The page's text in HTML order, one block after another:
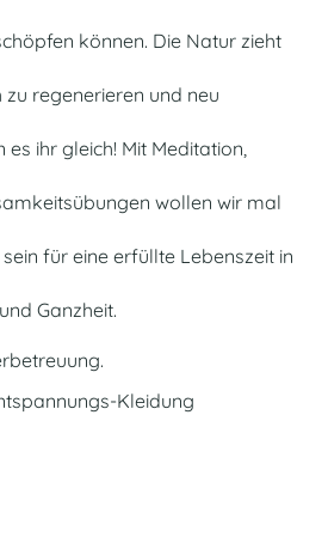
können. Die Natur zieht
zu regenerieren und neu
es ihr gleich! Mit Meditation,
wollen wir mal
für eine erfüllte Lebenszeit in
Ganzheit.
Kleidung